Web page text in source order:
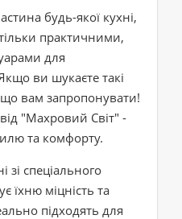
будь-якої кухні,
практичними,
для
ви шукаєте такі
вам запропонувати!
"Махровий Світ" -
та комфорту.
зі спеціального
їхню міцність та
підходять для